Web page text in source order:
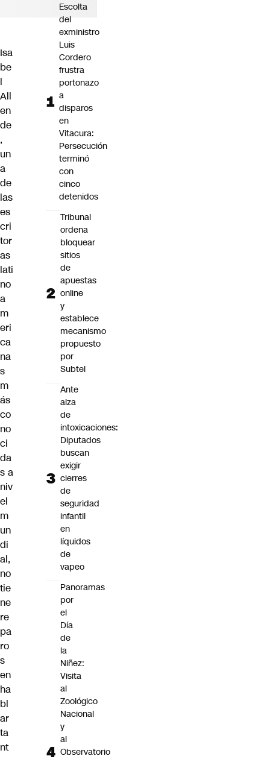
Isa
be
l
All
en
de
,
un
a
de
las
es
cri
tor
as
lati
no
a
m
eri
ca
na
s
m
ás
co
no
ci
da
s a
niv
el
m
un
di
al,
no
tie
ne
re
pa
ro
s
en
ha
bl
ar
ta
nt
Escolta
del
exministro
Luis
Cordero
frustra
portonazo
a
disparos
en
Vitacura:
Persecución
terminó
con
cinco
detenidos
Tribunal
ordena
bloquear
sitios
de
apuestas
online
y
establece
mecanismo
propuesto
por
Subtel
Ante
alza
de
intoxicaciones:
Diputados
buscan
exigir
cierres
de
seguridad
infantil
en
líquidos
de
vapeo
Panoramas
por
el
Día
de
la
Niñez:
Visita
al
Zoológico
Nacional
y
al
Observatorio